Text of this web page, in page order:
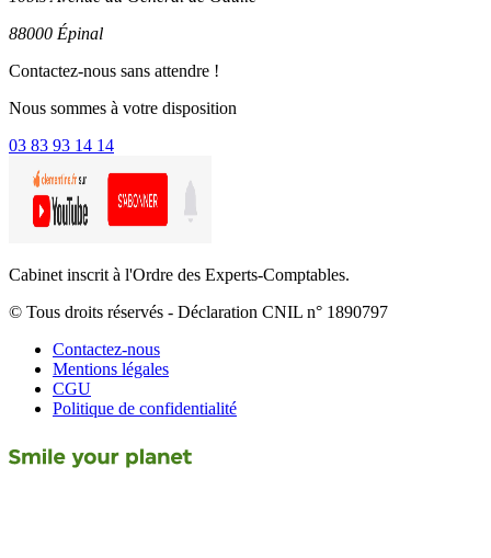
88000 Épinal
Contactez-nous sans attendre !
Nous sommes à votre disposition
03 83 93 14 14
Cabinet inscrit à l'Ordre des Experts-Comptables.
© Tous droits réservés - Déclaration CNIL n° 1890797
Contactez-nous
Mentions légales
CGU
Politique de confidentialité